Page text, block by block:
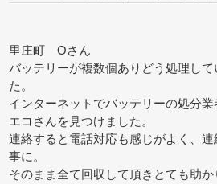
里庄町 Oさん
バッテリーが複数個ありどう処理し
た。
インターネットでバッテリーの処分
エコさんを見つけました。
連絡すると電話対応も感じがよく、
事に。
そのまま全て回収して頂きとても助か